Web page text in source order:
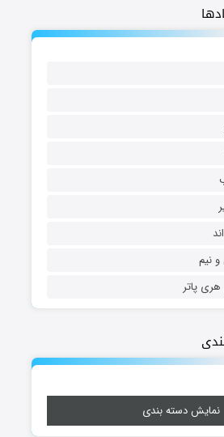
نیم
پاتر
نمایش دسته بندی